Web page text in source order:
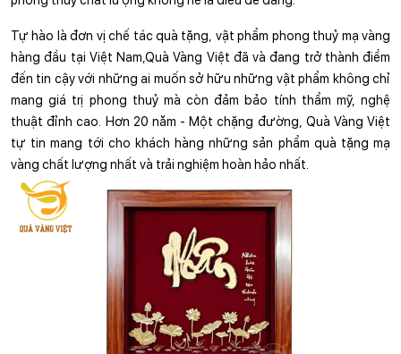
Tự hào là đơn vị chế tác quà tặng, vật phẩm phong thuỷ mạ vàng
hàng đầu tại Việt Nam,Quà Vàng Việt đã và đang trở thành điểm
đến tin cậy với những ai muốn sở hữu những vật phẩm không chỉ
mang giá trị phong thuỷ mà còn đảm bảo tính thẩm mỹ, nghệ
thuật đỉnh cao. Hơn 20 năm - Một chặng đường, Quà Vàng Việt
tự tin mang tới cho khách hàng những sản phẩm quà tặng mạ
vàng chất lượng nhất và trải nghiệm hoàn hảo nhất.